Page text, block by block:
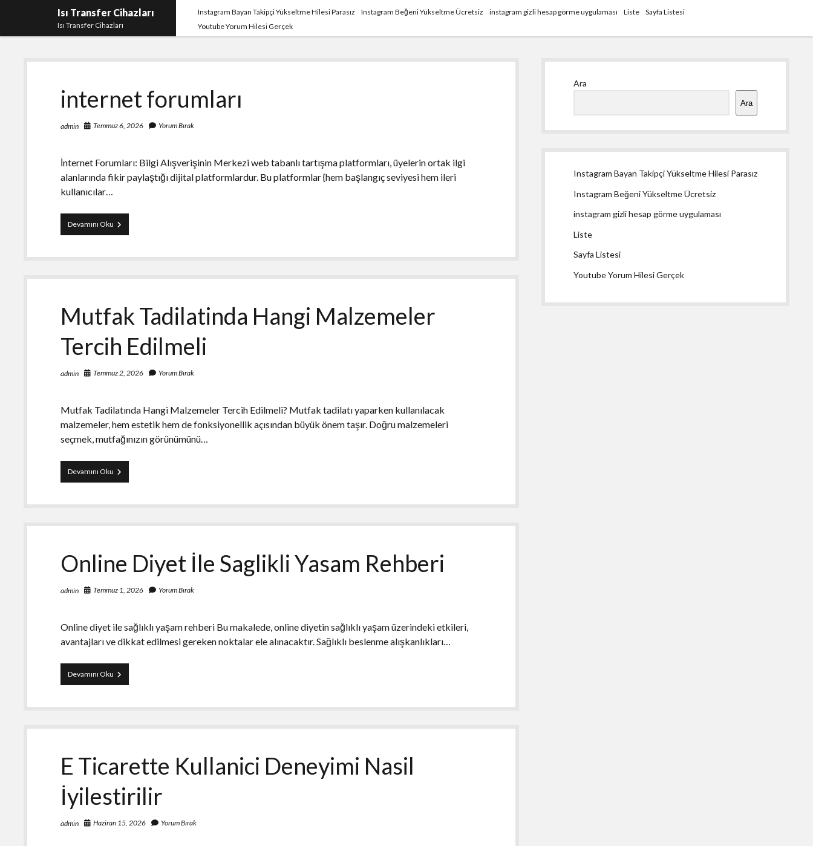
Isı Transfer Cihazları
Isı Transfer Cihazları
Instagram Bayan Takipçi Yükseltme Hilesi Parasız Instagram Beğeni Yükseltme Ücretsiz instagram gizli hesap görme uygulaması Liste
Sayfa Listesi
Youtube Yorum Hilesi Gerçek
Transfer
Cihazları
internet forumları
admin Temmuz 6, 2026 Yorum Bırak
İnternet Forumları: Bilgi Alışverişinin Merkezi web tabanlı tartışma platformları, üyelerin ortak ilgi
alanlarında fikir paylaştığı dijital platformlardur. Bu platformlar {hem başlangıç seviyesi hem ileri
kullanıcılar…
Devamını Oku internet
forumları
Mutfak Tadilatinda Hangi Malzemeler
Tercih Edilmeli
admin Temmuz 2, 2026 Yorum Bırak
Mutfak Tadilatında Hangi Malzemeler Tercih Edilmeli? Mutfak tadilatı yaparken kullanılacak
malzemeler, hem estetik hem de fonksiyonellik açısından büyük önem taşır. Doğru malzemeleri
seçmek, mutfağınızın görünümünü…
Devamını Oku Mutfak
Tadilatinda
Malzemeler
Edilmeli
Online Diyet İle Saglikli Yasam Rehberi
admin Temmuz 1, 2026 Yorum Bırak
Online diyet ile sağlıklı yaşam rehberi Bu makalede, online diyetin sağlıklı yaşam üzerindeki etkileri,
avantajları ve dikkat edilmesi gereken noktalar ele alınacaktır. Sağlıklı beslenme alışkanlıkları…
Devamını Oku Online
Diyet
Saglikli
Rehberi
E Ticarette Kullanici Deneyimi Nasil
İyilestirilir
admin Haziran 15, 2026 Yorum Bırak
Ara
Ara
Instagram Bayan Takipçi Yükseltme Hilesi Parasız
Instagram Beğeni Yükseltme Ücretsiz
instagram gizli hesap görme uygulaması
Liste
Sayfa Listesi
Youtube Yorum Hilesi Gerçek